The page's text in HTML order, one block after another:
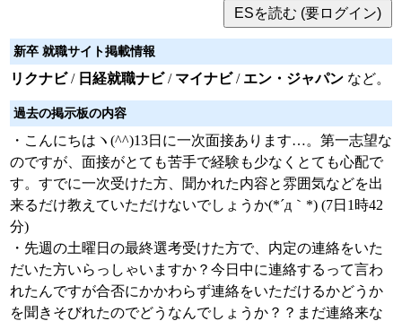
新卒 就職サイト掲載情報
リクナビ/ 日経就職ナビ/ マイナビ/ エン・ジャパン など。
過去の掲示板の内容
・こんにちはヽ(^^)13日に一次面接あります…。第一志望な
のですが、面接がとても苦手で経験も少なくとても心配で
す。すでに一次受けた方、聞かれた内容と雰囲気などを出
来るだけ教えていただけないでしょうか(*´д｀*) (7日1時42
分)
・先週の土曜日の最終選考受けた方で、内定の連絡をいた
だいた方いらっしゃいますか？今日中に連絡するって言わ
れたんですが合否にかかわらず連絡をいただけるかどうか
を聞きそびれたのでどうなんでしょうか？？まだ連絡来な